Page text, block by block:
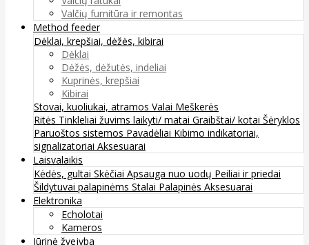
Valčių furnitūra ir remontas
Method feeder
Dėklai, krepšiai, dėžės, kibirai
Dėklai
Dėžės, dėžutės, indeliai
Kuprinės, krepšiai
Kibirai
Stovai, kuoliukai, atramos Valai Meškerės
Ritės Tinkleliai žuvims laikyti/ matai Graibštai/ kotai Šėryklos
Paruoštos sistemos Pavadėliai Kibimo indikatoriai,
signalizatoriai Aksesuarai
Laisvalaikis
Kėdės, gultai Skėčiai Apsauga nuo uodų Peiliai ir priedai
Šildytuvai palapinėms Stalai Palapinės Aksesuarai
Elektronika
Echolotai
Kameros
Jūrinė žvejyba